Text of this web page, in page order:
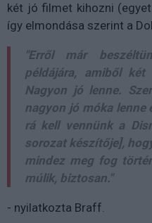
két jó filmet kihozni
így elmondása szerint a
"Erről már
példájára, amiből
Nagyon jó lenne.
nagyon jó móka lenne
rá kell vennünk a
sorozat készítője],
mindez meg fog
múlik, biztosan."
- nyilatkozta Braff.